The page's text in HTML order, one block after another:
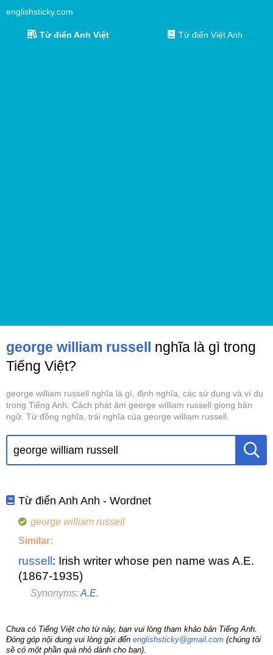
englishsticky.com
Từ điển Anh Việt Từ điển Việt Anh
george william russell nghĩa là gì trong
Tiếng Việt?
george william russell nghĩa là gì, định nghĩa, các sử dụng và ví dụ
trong Tiếng Anh. Cách phát âm george william russell giọng bản
ngữ. Từ đồng nghĩa, trái nghĩa của george william russell.
Từ điển Anh Anh - Wordnet
george william russell
Similar:
russell : Irish writer whose pen name was A.E.
(1867-1935)
Synonyms:A.E.
Chưa có Tiếng Việt cho từ này, bạn vui lòng tham khảo bản Tiếng Anh.
Đóng góp nội dung vui lòng gửi đến englishsticky@gmail.com (chúng tôi
sẽ có một phần quà nhỏ dành cho bạn).